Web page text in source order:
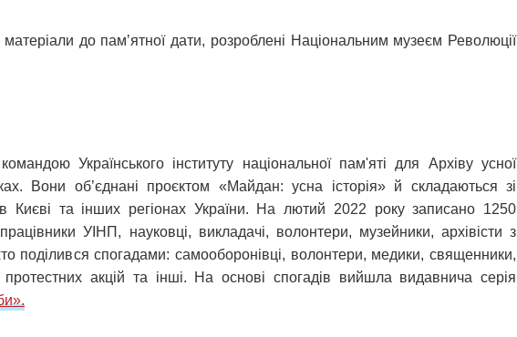
матеріали до памʼятної дати, розроблені Національним музеєм Революції
командою Українського інституту національної пам'яті для Архіву усної
Вони об’єднані проєктом «Майдан: усна історія» й складаються зі
Києві та інших регіонах України. На лютий 2022 року записано 1250
УІНП, науковці, викладачі, волонтери, музейники, архівісти з
поділився спогадами: самооборонівці, волонтери, медики, священники,
протестних акцій та інші. На основі спогадів вийшла видавнича серія